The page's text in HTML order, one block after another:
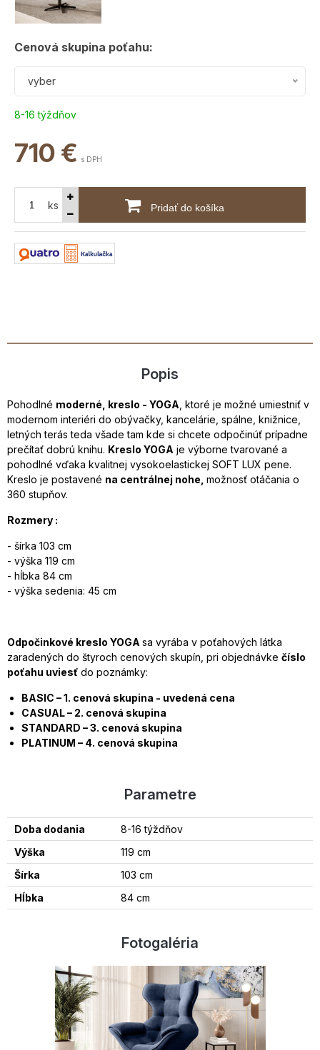
Cenová skupina poťahu:
vyber
8-16 týždňov
710 € s DPH
ks Pridať do košíka
Popis
Pohodlné moderné, kreslo - YOGA , ktoré je možné umiestniť v
modernom interiéri do obývačky, kancelárie, spálne, knižnice,
letných terás teda všade tam kde si chcete odpočinúť prípadne
prečítať dobrú knihu. Kreslo YOGA je výborne tvarované a
pohodlné vďaka kvalitnej vysokoelastickej SOFT LUX pene.
Kreslo je postavené na centrálnej nohe, možnosť otáčania o
360 stupňov.
Rozmery :
- šírka 103 cm
- výška 119 cm
- hĺbka 84 cm
- výška sedenia: 45 cm
Odpočinkové kreslo YOGA sa vyrába v poťahových látka
zaradených do štyroch cenových skupín, pri objednávke číslo
poťahu uviesť do poznámky:
BASIC – 1. cenová skupina - uvedená cena
CASUAL – 2. cenová skupina
STANDARD – 3. cenová skupina
PLATINUM – 4. cenová skupina
Parametre
Doba dodania
8-16 týždňov
Výška
119 cm
Šírka
103 cm
Hĺbka
84 cm
Fotogaléria